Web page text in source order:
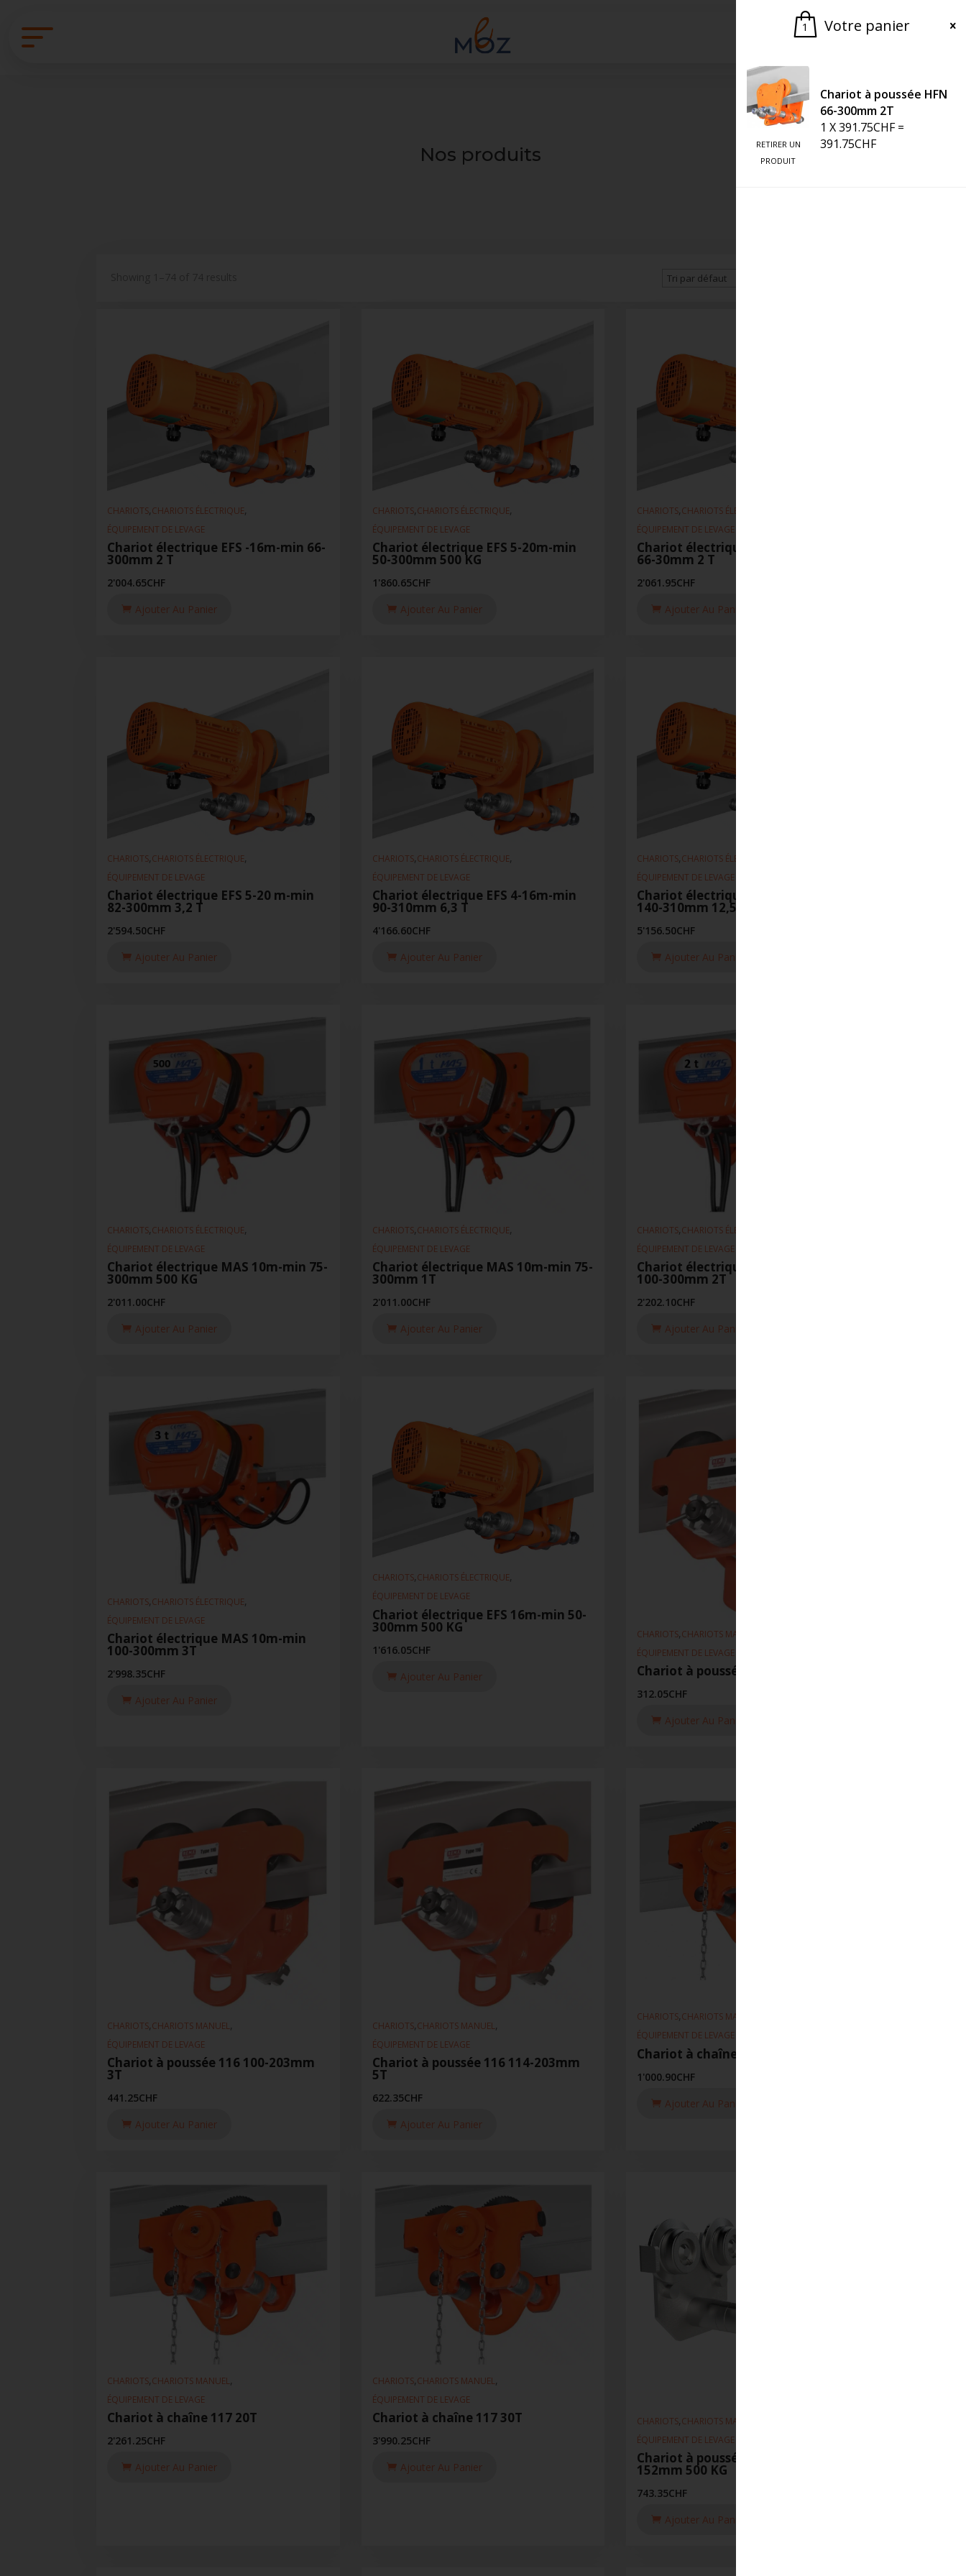
Demander une offre
Nos produits
CHARIOTS,CHARIOTS ÉLECTRIQUE,
ÉQUIPEMENT DE LEVAGE
Chariot électrique EFS -16m-min 66-
300mm 2 T
2'004.65CHF
Ajouter Au Panier
CHARIOTS,CHARIOTS ÉLECTRIQUE,
ÉQUIPEMENT DE LEVAGE
Chariot électrique EFS 5-20m-min
50-300mm 500 KG
1'860.65CHF
Ajouter Au Panier
CHARIOTS,CHARIOTS ÉLECTRIQUE
ÉQUIPEMENT DE LEVAGE
Chariot électrique EFS 5-20m-min
66-30mm 2 T
2'061.95CHF
Ajouter Au Panier
CHARIOTS,CHARIOTS ÉLECTRIQUE,
ÉQUIPEMENT DE LEVAGE
Chariot électrique EFS 5-20 m-min
82-300mm 3,2 T
2'594.50CHF
Ajouter Au Panier
CHARIOTS,CHARIOTS ÉLECTRIQUE,
ÉQUIPEMENT DE LEVAGE
Chariot électrique EFS 4-16m-min
90-310mm 6,3 T
4'166.60CHF
Ajouter Au Panier
CHARIOTS,CHARIOTS ÉLECTRIQUE
ÉQUIPEMENT DE LEVAGE
Chariot électrique EFS 4-16m-min
140-310mm 12,5 T
5'156.50CHF
Ajouter Au Panier
CHARIOTS,CHARIOTS ÉLECTRIQUE,
ÉQUIPEMENT DE LEVAGE
Chariot électrique MAS 10m-min 75-
300mm 500 KG
2'011.00CHF
Ajouter Au Panier
CHARIOTS,CHARIOTS ÉLECTRIQUE,
ÉQUIPEMENT DE LEVAGE
Chariot électrique MAS 10m-min 75-
300mm 1T
2'011.00CHF
Ajouter Au Panier
CHARIOTS,CHARIOTS ÉLECTRIQUE
ÉQUIPEMENT DE LEVAGE
Chariot électrique MAS 10m-min
100-300mm 2T
2'202.10CHF
Ajouter Au Panier
CHARIOTS,CHARIOTS ÉLECTRIQUE,
ÉQUIPEMENT DE LEVAGE
Chariot électrique MAS 10m-min
100-300mm 3T
2'998.35CHF
Ajouter Au Panier
CHARIOTS,CHARIOTS ÉLECTRIQUE,
ÉQUIPEMENT DE LEVAGE
Chariot électrique EFS 16m-min 50-
300mm 500 KG
1'616.05CHF
Ajouter Au Panier
CHARIOTS,CHARIOTS MANUEL
ÉQUIPEMENT DE LEVAGE
Chariot à poussée 116 88-203mm 2T
312.05CHF
Ajouter Au Panier
CHARIOTS,CHARIOTS MANUEL,
ÉQUIPEMENT DE LEVAGE
Chariot à poussée 116 100-203mm
3T
441.25CHF
Ajouter Au Panier
CHARIOTS,CHARIOTS MANUEL,
ÉQUIPEMENT DE LEVAGE
Chariot à poussée 116 114-203mm
5T
622.35CHF
Ajouter Au Panier
CHARIOTS,CHARIOTS MANUEL
ÉQUIPEMENT DE LEVAGE
Chariot à chaîne 117 10T
1'000.90CHF
Ajouter Au Panier
CHARIOTS,CHARIOTS MANUEL,
ÉQUIPEMENT DE LEVAGE
Chariot à chaîne 117 20T
2'261.25CHF
Ajouter Au Panier
CHARIOTS,CHARIOTS MANUEL,
ÉQUIPEMENT DE LEVAGE
Chariot à chaîne 117 30T
3'990.25CHF
Ajouter Au Panier
CHARIOTS,CHARIOTS MANUEL
ÉQUIPEMENT DE LEVAGE
Chariot à poussée INOX 118 50-
152mm 500 KG
743.35CHF
Ajouter Au Panier
1 Votre panier
RETIRER UN
PRODUIT
Chariot à poussée HFN
66-300mm 2T
1 X391.75CHF =
391.75CHF